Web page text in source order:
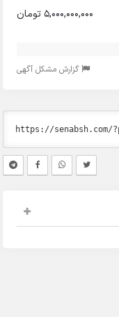
5,000,000,000 تومان
گزارش مشکل آگهی